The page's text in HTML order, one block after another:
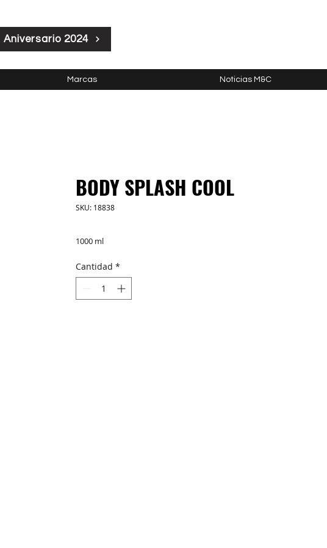
Aniversario 2024
Marcas Noticias M&C
BODY SPLASH COOL
SKU: 18838
1000 ml
Cantidad *